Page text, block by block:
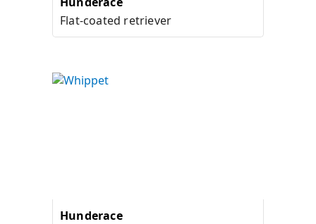
Flat-coated retriever
Hunderace